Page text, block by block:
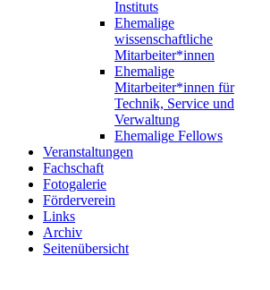
Instituts
Ehemalige
wissenschaftliche
Mitarbeiter*innen
Ehemalige
Mitarbeiter*innen für
Technik, Service und
Verwaltung
Ehemalige Fellows
Veranstaltungen
Fachschaft
Fotogalerie
Förderverein
Links
Archiv
Seitenübersicht